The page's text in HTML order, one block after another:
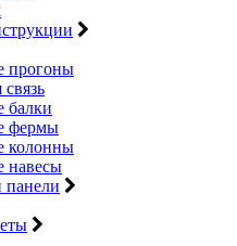
прогоны
балки
фермы
колонны
навесы
панели